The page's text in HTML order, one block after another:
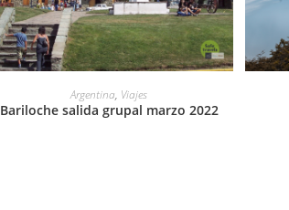
LEER MÁS
Argentina, Viajes
Bariloche salida grupal marzo 2022